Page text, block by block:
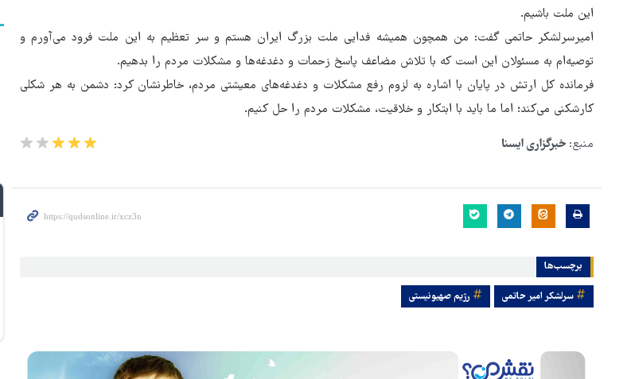
این ملت باشیم.
امیرسرلشکر حاتمی گفت: من همچون همیشه فدایی ملت بزرگ ایران هستم و سر تعظیم به این ملت فرود می‌آورم و
توصیه‌ام به مسئولان این است که با تلاش مضاعف پاسخ زحمات و دغدغه‌ها و مشکلات مردم را بدهیم.
فرمانده کل ارتش در پایان با اشاره به لزوم رفع مشکلات و دغدغه‌های معیشتی مردم، خاطرنشان کرد: دشمن به هر شکلی
کارشکنی می‌کند؛ اما ما باید با ابتکار و خلاقیت، مشکلات مردم را حل کنیم.
منبع: خبرگزاری ایسنا
برچسب‌ها
سرلشکر امیر حاتمی رژیم صهیونیستی